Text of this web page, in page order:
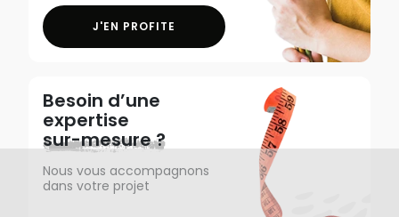
J'EN PROFITE
Besoin d’une
expertise
sur-mesure ?
Nous vous accompagnons
dans votre projet